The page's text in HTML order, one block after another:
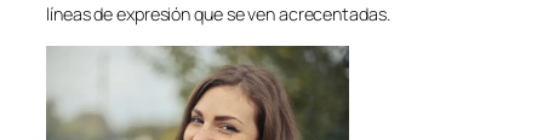
líneas de expresión que se ven acrecentadas.